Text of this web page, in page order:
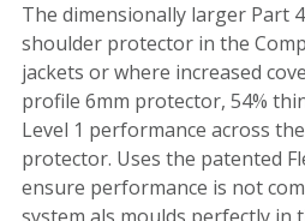
The dimensionally larger Part
shoulder protector in the
jackets or where increased
profile 6mm protector, 54%
Level 1 performance across
protector. Uses the patented
ensure performance is not